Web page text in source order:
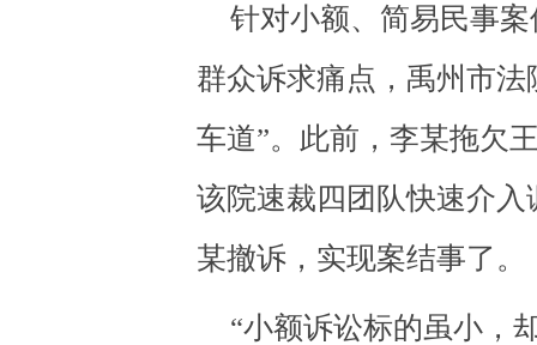
针对小额、简易民事
群众诉求痛点，禹州市
车道”。此前，李某拖欠
该院速裁四团队快速介
某撤诉，实现案结事了。
“小额诉讼标的虽小，